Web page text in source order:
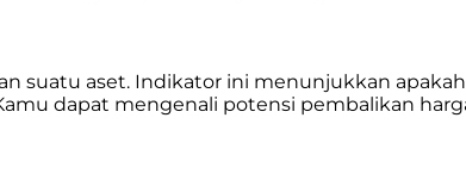
suatu aset. Indikator ini menunjukkan
dapat mengenali potensi pembalikan